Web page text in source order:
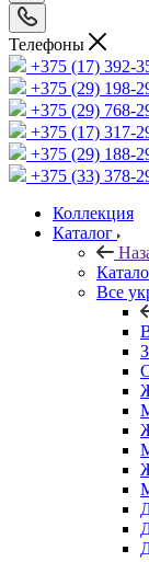
Телефоны
+375 (17) 392-
+375 (29) 198-
+375 (29) 768-
+375 (17) 317-
+375 (29) 188-
+375 (33) 378-
Коллекция
Каталог
Все